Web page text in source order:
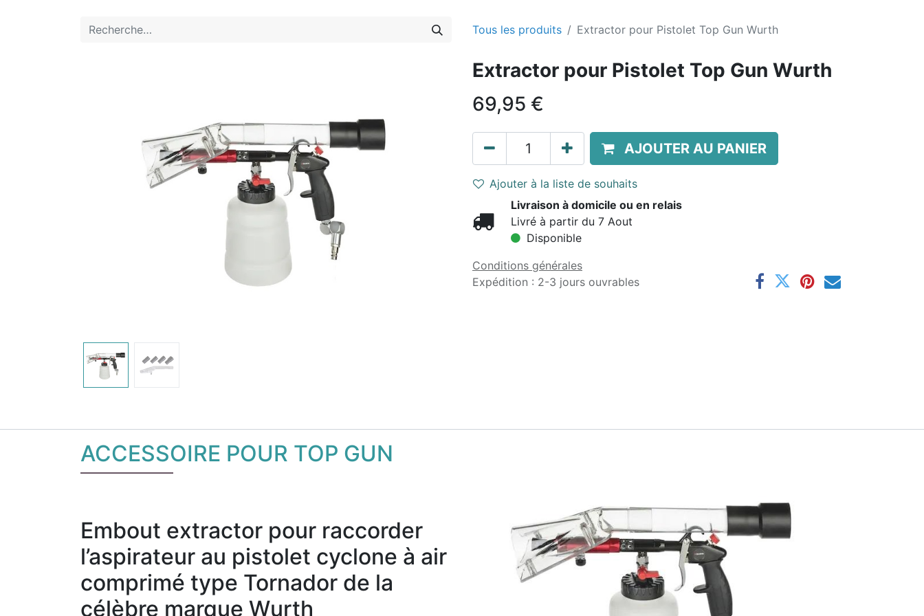
Tous les produits Extractor pour Pistolet Top Gun Wurth
Extractor pour Pistolet Top Gun Wurth
69,95 €
AJOUTER AU PANIER
Ajouter à la liste de souhaits
Livraison à domicile ou en relais
Livré à partir du 7 Aout
Disponible
Conditions générales
Expédition : 2-3 jours ouvrables
ACCESSOIRE POUR TOP GUN
Embout extractor pour raccorder
l’aspirateur au pistolet cyclone à air
comprimé type Tornador de la
célèbre marque Wurth